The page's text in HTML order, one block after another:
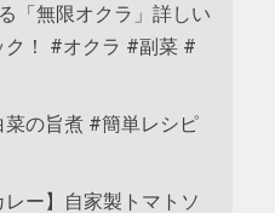
「無限オクラ」詳しい
ク！ #オクラ #副菜 #
菜の旨煮 #簡単レシピ
レー】自家製トマトソ